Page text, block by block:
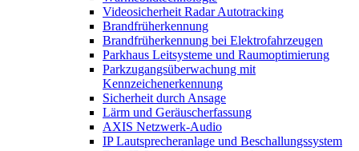
Videosicherheit Radar Autotracking​
Brandfrüherkennung
Brandfrüherkennung bei Elektrofahrzeugen
Parkhaus Leitsysteme und Raumoptimierung
Parkzugangsüberwachung mit
Kennzeichenerkennung
Sicherheit durch Ansage
Lärm und Geräuscherfassung
AXIS Netzwerk-Audio
IP Lautsprecheranlage und Beschallungssystem